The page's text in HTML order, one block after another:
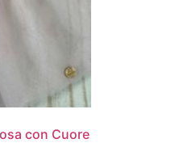
con Cuore